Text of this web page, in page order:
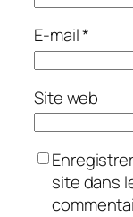
E-mail*
Site web
site dans